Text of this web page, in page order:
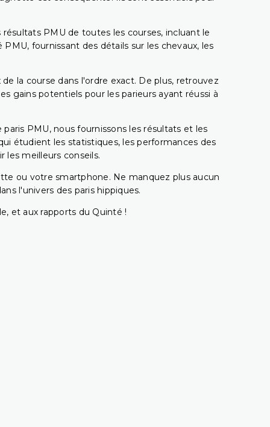
PMU de toutes les courses, incluant le
fournissant des détails sur les chevaux, les
la course dans l'ordre exact. De plus, retrouvez
gains potentiels pour les parieurs ayant réussi à
PMU, nous fournissons les résultats et les
étudient les statistiques, les performances des
les meilleurs conseils.
ou votre smartphone. Ne manquez plus aucun
l'univers des paris hippiques.
et aux rapports du Quinté !